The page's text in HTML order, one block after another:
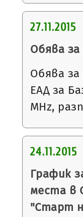
27.11.2015
Обява
Обява
ЕАД за
MHz,
24.11.2015
График
места в
"Старт